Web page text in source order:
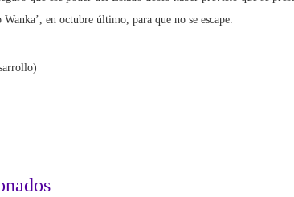
Wanka’, en octubre último, para que no se escape.